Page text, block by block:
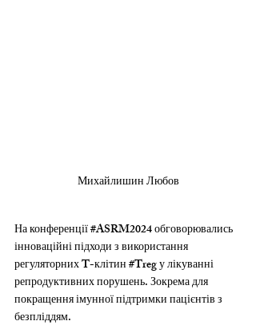
Михайлишин Любов
На конференції #ASRM2024 обговорювались
інноваційні підходи з використання
регуляторних T-клітин #Treg у лікуванні
репродуктивних порушень. Зокрема для
покращення імунної підтримки пацієнтів з
безпліддям.